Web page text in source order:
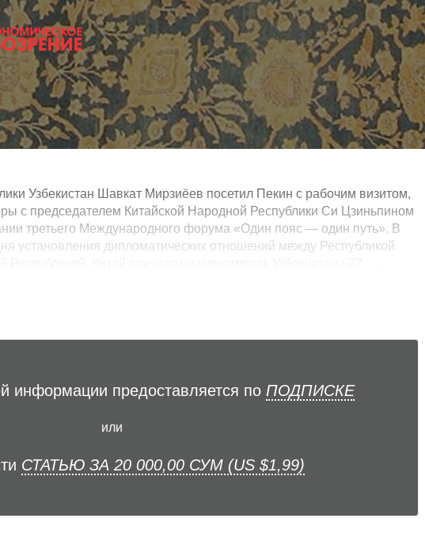
Узбекистан Шавкат Мирзиёев посетил Пекин с рабочим визитом,
с председателем Китайской Народной Республики Си Цзиньпином
третьего Международного форума «Один пояс — один путь». В
установления дипломатических отношений между Республикой
информации предоставляется по ПОДПИСКЕ
или
СТАТЬЮ ЗА 20 000,00 СУМ (US $1,99)